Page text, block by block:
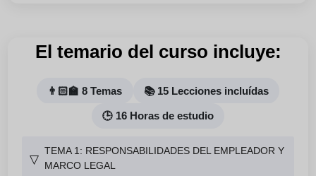
El temario del curso incluye:
👨🏻‍🏫 8 Temas 📚 15 Lecciones incluídas
🕒 16 Horas de estudio
▽
TEMA 1: RESPONSABILIDADES DEL EMPLEADOR Y
MARCO LEGAL